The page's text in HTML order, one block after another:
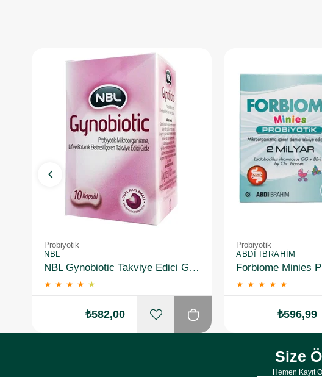
Probiyotik
NBL
NBL Gynobiotic Takviye Edici Gıda 10 Kapsül
★ ★ ★ ★ ★
₺582,00
Probiyotik
ABDI İBRAHIM
★ ★ ★ ★ ★
₺596,99
Size
Hemen Kayıt